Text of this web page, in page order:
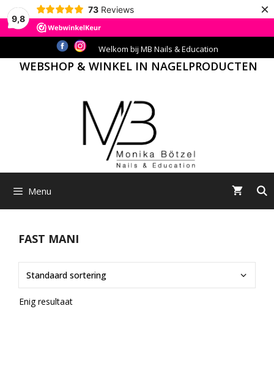
9,8
73 Reviews ×
naar
Welkom bij MB Nails & Education
WEBSHOP & WINKEL IN NAGELPRODUCTEN
Menu
FAST MANI
Enig resultaat